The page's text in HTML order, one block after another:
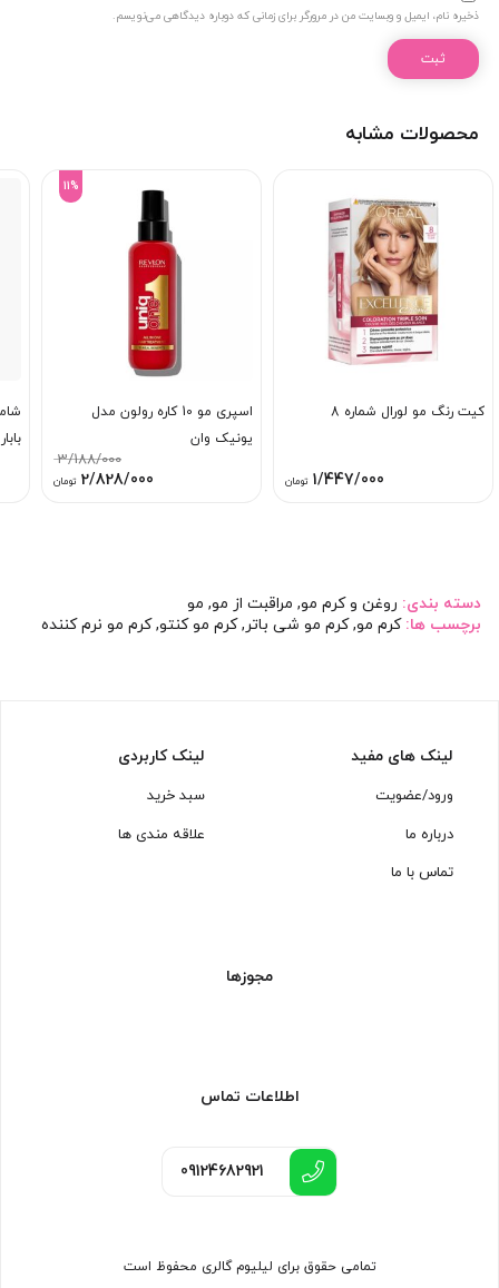
ذخیره نام، ایمیل و وبسایت من در مرورگر برای زمانی که دوباره دیدگاهی می‌نویسم.
محصولات مشابه
کیت رنگ مو لورال شماره 8
1/447/000 تومان
11%
اسپری مو 10 کاره رولون مدل
یونیک وان
3/188/000
قیمت
2/828/000 تومانقیمت
دسته بندی: روغن و کرم مو, مراقبت از مو, مو
برچسب ها:کرم مو,کرم مو شی باتر,کرم مو کنتو,کرم مو نرم کننده
لینک های مفید
ورود/عضویت
درباره ما
تماس با ما
لینک کاربردی
سبد خرید
علاقه مندی ها
مجوزها
اطلاعات تماس
09124682921
تمامی حقوق برای لیلیوم گالری محفوظ است